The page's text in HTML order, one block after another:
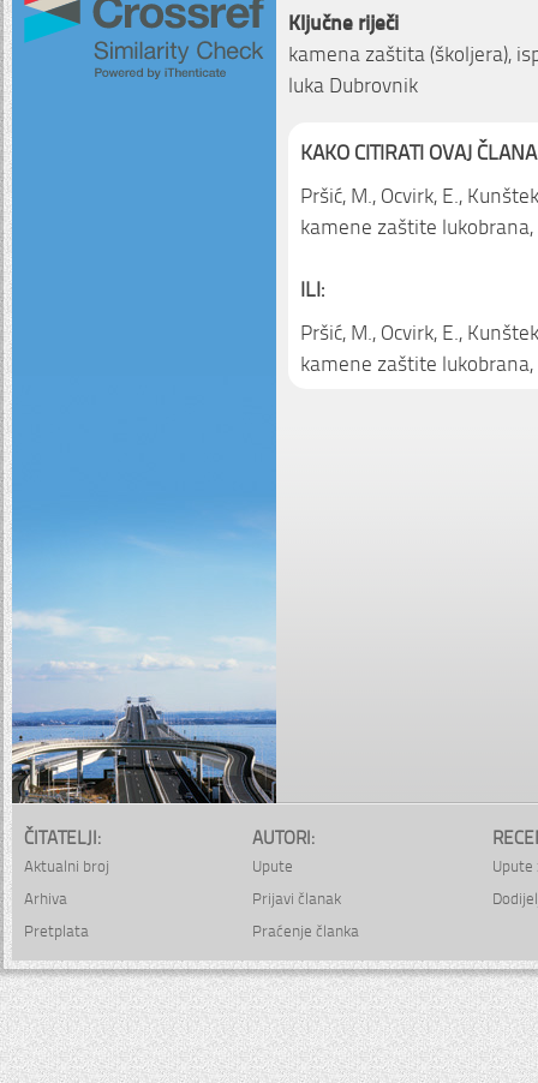
Ključne riječi
kamena zaštita (školjera),
luka Dubrovnik
KAKO CITIRATI OVAJ
Pršić, M., Ocvirk, E.,
kamene zaštite lukobrana,
ILI:
Pršić, M., Ocvirk, E.,
kamene zaštite lukobrana,
ČITATELJI:
Aktualni broj
Arhiva
Pretplata
AUTORI:
Upute
Prijavi članak
Praćenje članka
Upute